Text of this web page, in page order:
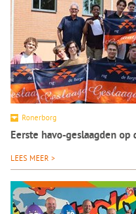
Ronerborg
Eerste havo-geslaagden
LEES MEER >